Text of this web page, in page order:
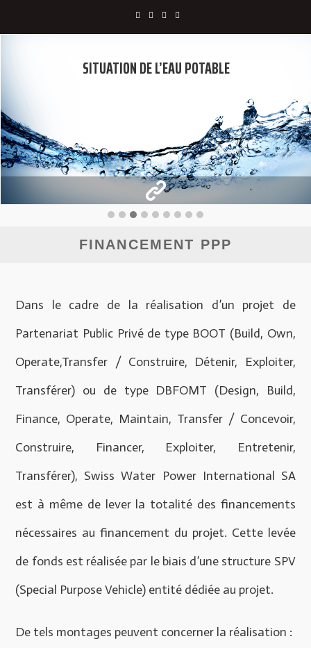
SITUATION DE L’EAU POTABLE
FINANCEMENT PPP
Dans le cadre de la réalisation d’un projet de
Partenariat Public Privé de type BOOT (Build, Own,
Operate,Transfer / Construire, Détenir, Exploiter,
Transférer) ou de type DBFOMT (Design, Build,
Finance, Operate, Maintain, Transfer / Concevoir,
Construire, Financer, Exploiter, Entretenir,
Transférer), Swiss Water Power International SA
est à même de lever la totalité des financements
nécessaires au financement du projet. Cette levée
de fonds est réalisée par le biais d’une structure SPV
(Special Purpose Vehicle) entité dédiée au projet.
De tels montages peuvent concerner la réalisation :